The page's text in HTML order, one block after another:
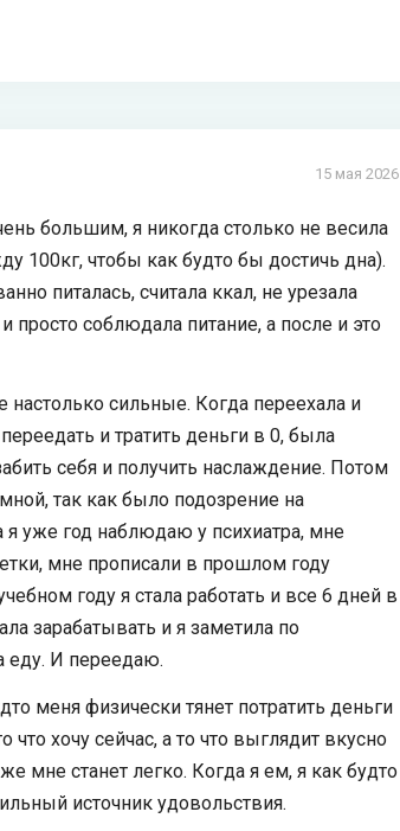
15 мая 2026
большим, я никогда столько не весила
100кг, чтобы как будто бы достичь дна).
питалась, считала ккал, не урезала
просто соблюдала питание, а после и это
сильные. Когда переехала и
и тратить деньги в 0, была
себя и получить наслаждение. Потом
так как было подозрение на
я уже год наблюдаю у психиатра, мне
мне прописали в прошлом году
году я стала работать и все 6 дней в
зарабатывать и я заметила по
еду. И переедаю.
меня физически тянет потратить деньги
хочу сейчас, а то что выглядит вкусно
мне станет легко. Когда я ем, я как будто
источник удовольствия.